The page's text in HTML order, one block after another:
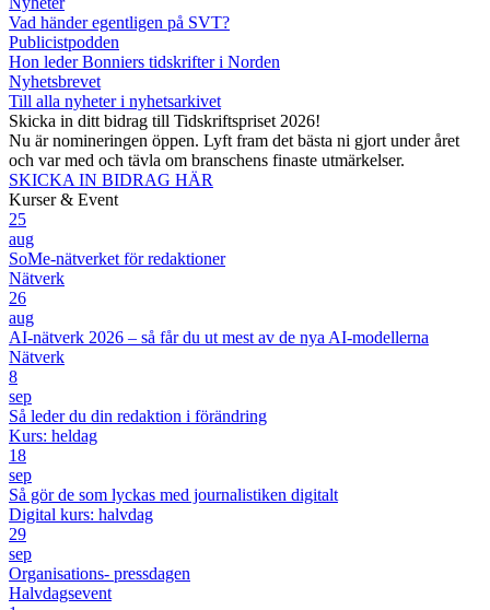
Vad händer egentligen på SVT?
Publicistpodden
Hon leder Bonniers tidskrifter i Norden
Nyhetsbrevet
Till alla nyheter i nyhetsarkivet
Skicka in ditt bidrag till Tidskriftspriset 2026!
Nu är nomineringen öppen. Lyft fram det bästa ni gjort under året
och var med och tävla om branschens finaste utmärkelser.
SKICKA IN BIDRAG HÄR
Kurser & Event
25
aug
SoMe-nätverket för redaktioner
Nätverk
26
aug
AI-nätverk 2026 – så får du ut mest av de nya AI-modellerna
Nätverk
8
sep
Så leder du din redaktion i förändring
Kurs: heldag
18
sep
Så gör de som lyckas med journalistiken digitalt
Digital kurs: halvdag
29
sep
Organisations- pressdagen
Halvdagsevent